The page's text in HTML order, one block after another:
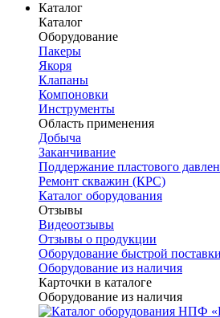
Каталог
Каталог
Оборудование
Пакеры
Якоря
Клапаны
Компоновки
Инструменты
Область применения
Добыча
Заканчивание
Поддержание пластового
Ремонт скважин (КРС)
Каталог оборудования
Отзывы
Видеоотзывы
Отзывы о продукции
Оборудование быстрой поставки
Оборудование из наличия
Карточки в каталоге
Оборудование из наличия